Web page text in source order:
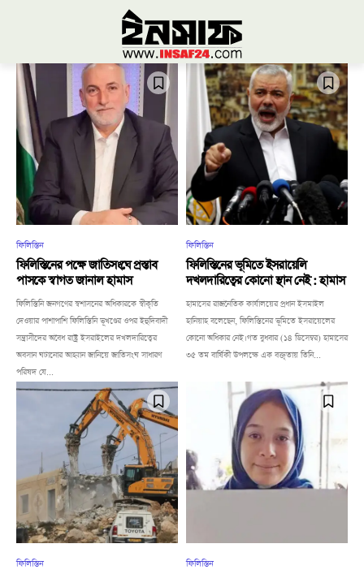
ফিলিস্তিন
ফিলিস্তিনের পক্ষে জাতিসংঘে প্রস্তাব
পাসকে স্বাগত জানাল হামাস
ফিলিস্তিনি জনগণের স্বশাসনের অধিকারকে স্বীকৃতি
দেওয়ার পাশাপাশি ফিলিস্তিনি ভূখণ্ডের ওপর ইহুদিবাদী
সন্ত্রাসীদের অবৈধ রাষ্ট্র ইসরাইলের দখলদারিত্বের
অবসান ঘটানোর আহ্বান জানিয়ে জাতিসংঘ সাধারণ
পরিষদ যে...
ফিলিস্তিন
ফিলিস্তিনের ভূমিতে ইসরায়েলি
দখলদারিত্বের কোনো স্থান নেই : হামাস
হামাসের রাজনৈতিক কার্যালয়ের প্রধান ইসমাইল
হানিয়াহ বলেছেন, ফিলিস্তিনের ভূমিতে ইসরায়েলের
কোনো অধিকার নেই।গত বুধবার (১৪ ডিসেম্বর) হামাসের
৩৫ তম বার্ষিকী উপলক্ষে এক বক্তৃতায় তিনি...
ফিলিস্তিন ফিলিস্তিন